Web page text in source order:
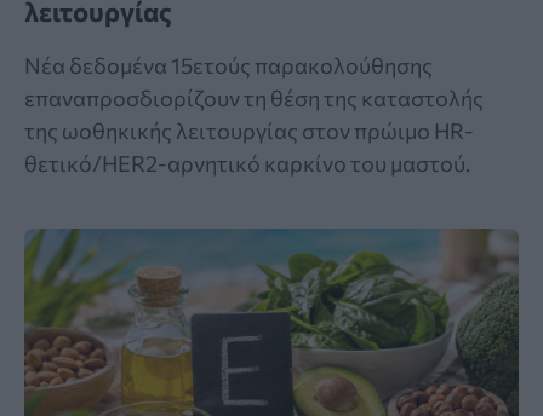
λειτουργίας
Νέα δεδομένα 15ετούς παρακολούθησης
επαναπροσδιορίζουν τη θέση της καταστολής
της ωοθηκικής λειτουργίας στον πρώιμο HR-
θετικό/HER2-αρνητικό καρκίνο του μαστού.